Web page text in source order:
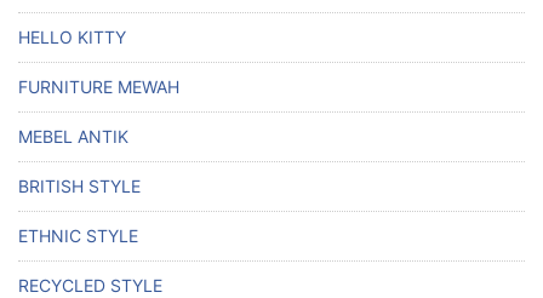
HELLO KITTY
FURNITURE MEWAH
MEBEL ANTIK
BRITISH STYLE
ETHNIC STYLE
RECYCLED STYLE